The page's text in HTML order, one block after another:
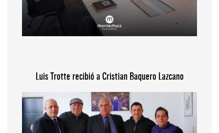
Luis Trotte recibió a Cristian Baquero Lazcano